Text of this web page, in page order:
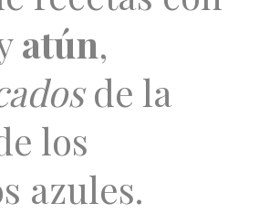
atún,
de la
los
azules.